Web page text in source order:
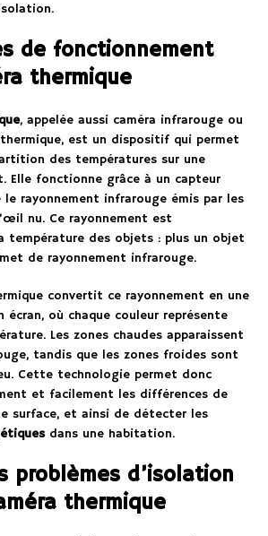
de fonctionnement
thermique
, appelée aussi caméra infrarouge ou
est un dispositif qui permet
des températures sur une
Elle fonctionne grâce à un capteur
rayonnement infrarouge émis par les
nu. Ce rayonnement est
température des objets : plus un objet
de rayonnement infrarouge.
convertit ce rayonnement en une
écran, où chaque couleur représente
Les zones chaudes apparaissent
tandis que les zones froides sont
Cette technologie permet donc
et facilement les différences de
surface, et ainsi de détecter les
dans une habitation.
problèmes d’isolation
thermique